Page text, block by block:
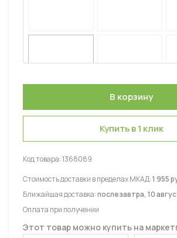
Купить в 1 клик
Код товара:1368089
Стоимость доставки в пределах МКАД:1 955
Ближайшая доставка:послезавтра, 10
Оплата при получении
Этот товар можно купить на